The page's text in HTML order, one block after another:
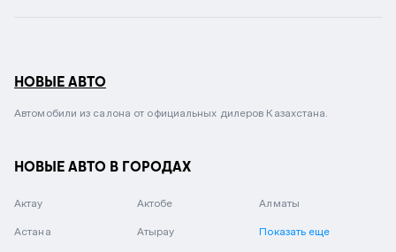
НОВЫЕ АВТО
Автомобили из салона от официальных дилеров Казахстана.
НОВЫЕ АВТО В ГОРОДАХ
Актау Актобе Алматы
Астана Атырау Показать еще